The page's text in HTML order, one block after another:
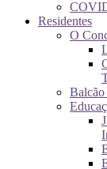
Residentes
O